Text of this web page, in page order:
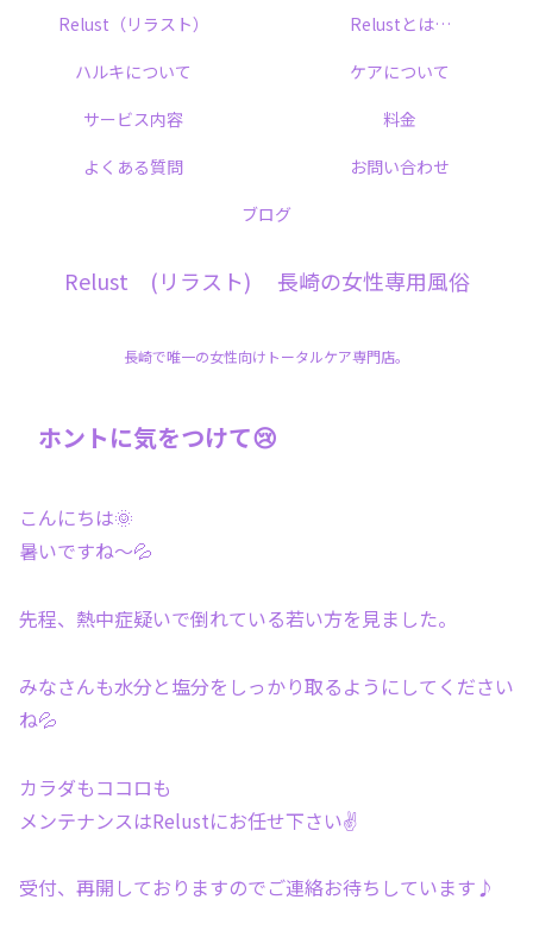
Relust (リラスト) 長崎の女性専用風俗
長崎で唯一の女性向けトータルケア専門店。
Relust（リラスト）
Relustとは…
ハルキについて
ケアについて
サービス内容
料金
よくある質問
お問い合わせ
ブログ
ホントに気をつけて😢
こんにちは🌞
暑いですね〜💦
先程、熱中症疑いで倒れている若い方を見ました。
みなさんも水分と塩分をしっかり取るようにしてください
ね💦
カラダもココロも
メンテナンスはRelustにお任せ下さい✌️
受付、再開しておりますのでご連絡お待ちしています♪